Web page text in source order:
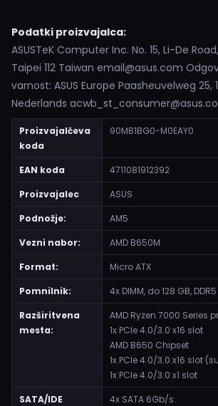
Podatki proizvajalca:
ASUSTeK Computer Inc. No. 15, Li-De
Taipei 112 Taiwan email@asus.com
varnost: ASUS Europe Paasheuvelweg 25,
Nederlands
Proizvajalčeva
koda
90MB1BG0-M0EAY0
EAN koda
4711081912392
Proizvajalec
ASUS
Podnožje:
AM5
Vezni nabor:
AMD B650M
Format:
Micro ATX
Pomnilnik:
4x DIMM, do 128 GB,
Razširitvena
mesta:
AMD Ryzen 7000 Series
1x PCIe 4.0/3.0 x16 slot
AMD B650 Chipset
1x PCIe 4.0/3.0 x16 slot
1x PCIe 4.0/3.0 x1 slot
SATA/IDE
4x SATA 6Gb/s